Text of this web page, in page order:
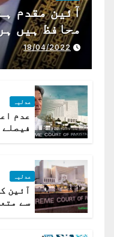
آئین مقدم
محافظ ہیں
ذمہ داری
جسٹس
18/04/2022
عدلیہ
عدم
عدلیہ
سے